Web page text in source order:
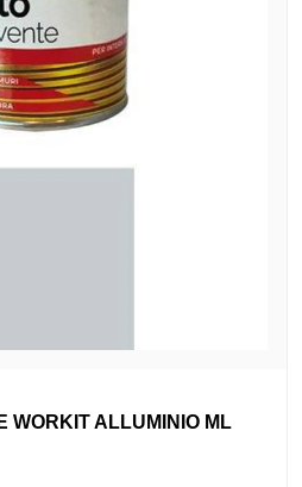
WORKIT ALLUMINIO ML